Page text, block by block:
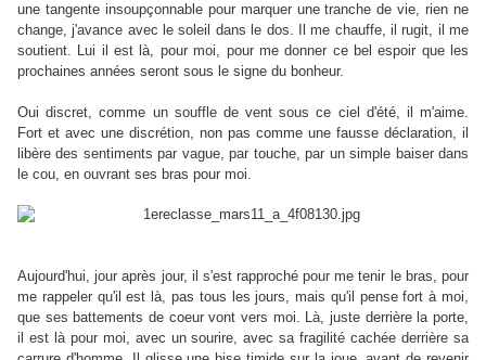
une tangente insoupçonnable pour marquer une tranche de vie, rien ne
change, j'avance avec le soleil dans le dos. Il me chauffe, il rugit, il me
soutient. Lui il est là, pour moi, pour me donner ce bel espoir que les
prochaines années seront sous le signe du bonheur.
Oui discret, comme un souffle de vent sous ce ciel d'été, il m'aime.
Fort et avec une discrétion, non pas comme une fausse déclaration, il
libère des sentiments par vague, par touche, par un simple baiser dans
le cou, en ouvrant ses bras pour moi.
Aujourd'hui, jour après jour, il s'est rapproché pour me tenir le bras, pour
me rappeler qu'il est là, pas tous les jours, mais qu'il pense fort à moi,
que ses battements de coeur vont vers moi. Là, juste derrière la porte,
il est là pour moi, avec un sourire, avec sa fragilité cachée derrière sa